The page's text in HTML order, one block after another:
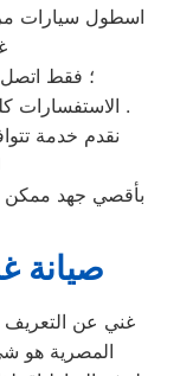
اسطول سيارات
؛ فقط اتصل
الاستفسارات كلمنا علي رقم توكيل ترين اهناسيا المختصر .
نقدم خدمة
بأقصي جهد ممكن
صيانة
غني عن التعريف
المصرية هو